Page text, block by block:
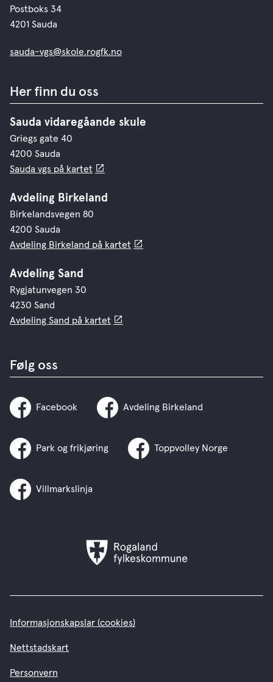
Postboks 34
4201 Sauda
sauda-vgs@skole.rogfk.no
Her finn du oss
Sauda vidaregåande skule
Griegs gate 40
4200 Sauda
Sauda vgs på kartet
Avdeling Birkeland
Birkelandsvegen 80
4200 Sauda
Avdeling Birkeland på kartet
Avdeling Sand
Rygjatunvegen 30
4230 Sand
Avdeling Sand på kartet
Følg oss
Facebook Avdeling Birkeland
Park og frikjøring Toppvolley Norge
Villmarkslinja
Rogaland
fylkeskommune
Informasjonskapslar (cookies)
Nettstadskart
Personvern